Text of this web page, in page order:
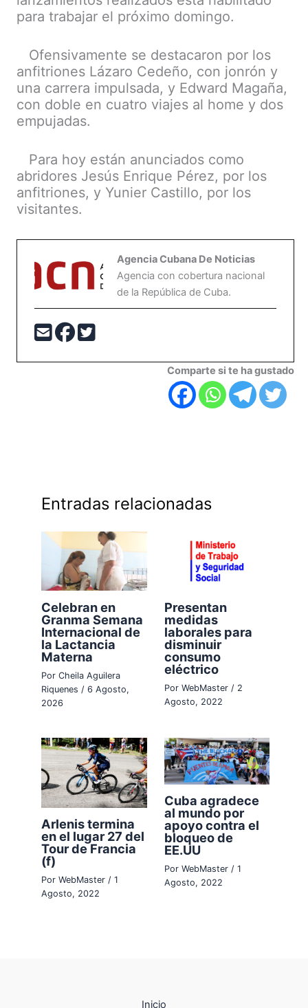
para trabajar el próximo domingo.
Ofensivamente se destacaron por los
anfitriones Lázaro Cedeño, con jonrón y
una carrera impulsada, y Edward Magaña,
con doble en cuatro viajes al home y dos
empujadas.
Para hoy están anunciados como
abridores Jesús Enrique Pérez, por los
anfitriones, y Yunier Castillo, por los
visitantes.
Agencia Cubana De Noticias
Agencia con cobertura nacional
de la República de Cuba.
Comparte si te ha gustado
Entradas relacionadas
Celebran en
Granma Semana
Internacional de
la Lactancia
Materna
PorCheila Aguilera
Riquenes/6 Agosto,
2026
Presentan
medidas
laborales para
disminuir
consumo
eléctrico
Por WebMaster / 2
Agosto, 2022
Arlenis termina
en el lugar 27 del
Tour de Francia
(f)
PorWebMaster/1
Agosto, 2022
Cuba agradece
al mundo por
apoyo contra el
bloqueo de
EE.UU
Por WebMaster / 1
Agosto, 2022
Inicio